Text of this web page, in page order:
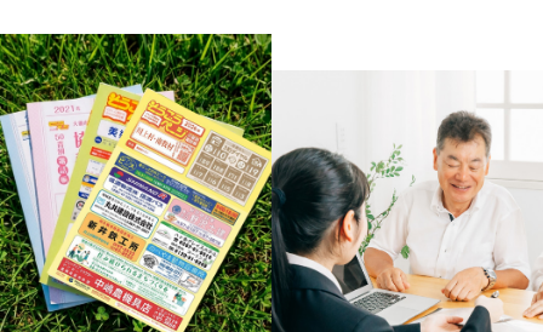
2024.12.17
赤穂市版「わたしの終活覚書」が神戸新聞に掲載されました
2024.11.14
エンディングノート「わたしの終活覚書」書き方講座開催
2024.10.25
赤穂市エンディングノート「わたしの終活覚書」発刊式にて
2024.06.17